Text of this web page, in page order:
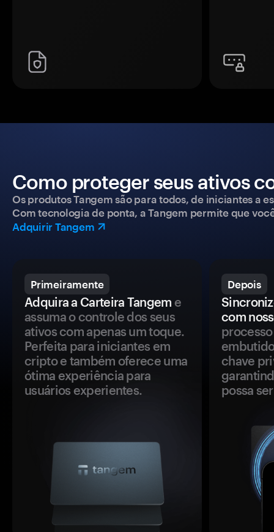
Como proteger seus ativos
Os produtos Tangem são para todos, de iniciantes a
Com tecnologia de ponta, a Tangem permite que
Adquirir Tangem
Primeiramente
Adquira a Carteira Tangem e
assuma o controle dos seus
ativos com apenas um toque.
Perfeita para iniciantes em
cripto e também oferece uma
ótima experiência para
usuários experientes.
Depois
com
chave
possa